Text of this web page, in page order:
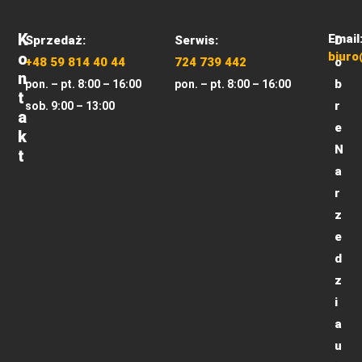
K
O
N
T
A
K
T
Sprzedaż:
+48 59 814 40 44
pon. – pt. 8:00 – 16:00
sob. 9:00 – 13:00
Serwis:
724 739 442
pon. – pt. 8:00 – 16:00
Email:
D
o
b
r
e
N
a
r
z
e
d
z
i
a
u